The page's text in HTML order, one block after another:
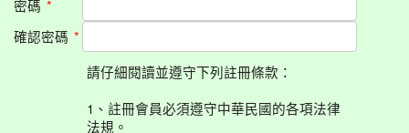
密碼 *
確認密碼 *
請仔細閱讀並遵守下列註冊條款：
1、註冊會員必須遵守中華民國的各項法律
法規。